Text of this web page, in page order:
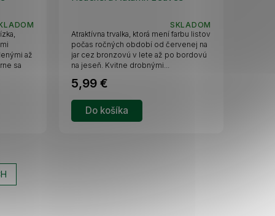
A
R
až
sa
A
R
SKLADOM
5,99 €
Do košíka
Atraktívna trvalka, ktorá mení farbu listov
počas ročných období od červenej na
jar cez bronzovú v lete až po bordovú
na jeseň. Kvitne drobnými...